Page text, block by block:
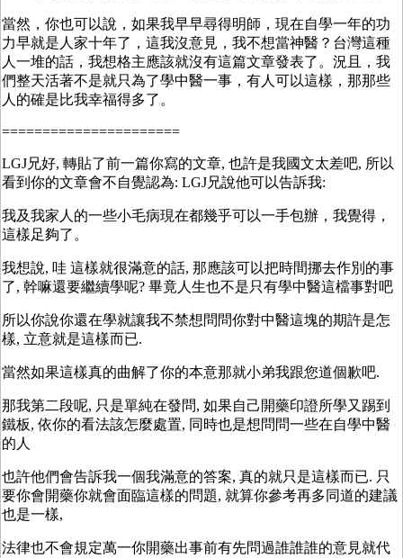
當然，你也可以說，如果我早早尋得明師，現在自學一年的功
力早就是人家十年了，這我沒意見，我不想當神醫？台灣這種
人一堆的話，我想格主應該就沒有這篇文章發表了。況且，我
們整天活著不是就只為了學中醫一事，有人可以這樣，那那些
人的確是比我幸福得多了。
======================
LGJ兄好, 轉貼了前一篇你寫的文章, 也許是我國文太差吧, 所以
看到你的文章會不自覺認為: LGJ兄說他可以告訴我:
我及我家人的一些小毛病現在都幾乎可以一手包辦，我覺得，
這樣足夠了。
我想說, 哇 這樣就很滿意的話, 那應該可以把時間挪去作別的事
了, 幹嘛還要繼續學呢? 畢竟人生也不是只有學中醫這檔事對吧
所以你說你還在學就讓我不禁想問問你對中醫這塊的期許是怎
樣, 立意就是這樣而已.
當然如果這樣真的曲解了你的本意那就小弟我跟您道個歉吧.
那我第二段呢, 只是單純在發問, 如果自己開藥印證所學又踢到
鐵板, 依你的看法該怎麼處置, 同時也是想問問一些在自學中醫
的人
也許他們會告訴我一個我滿意的答案, 真的就只是這樣而已. 只
要你會開藥你就會面臨這樣的問題, 就算你參考再多同道的建議
也是一樣,
法律也不會規定萬一你開藥出事前有先問過誰誰誰的意見就代